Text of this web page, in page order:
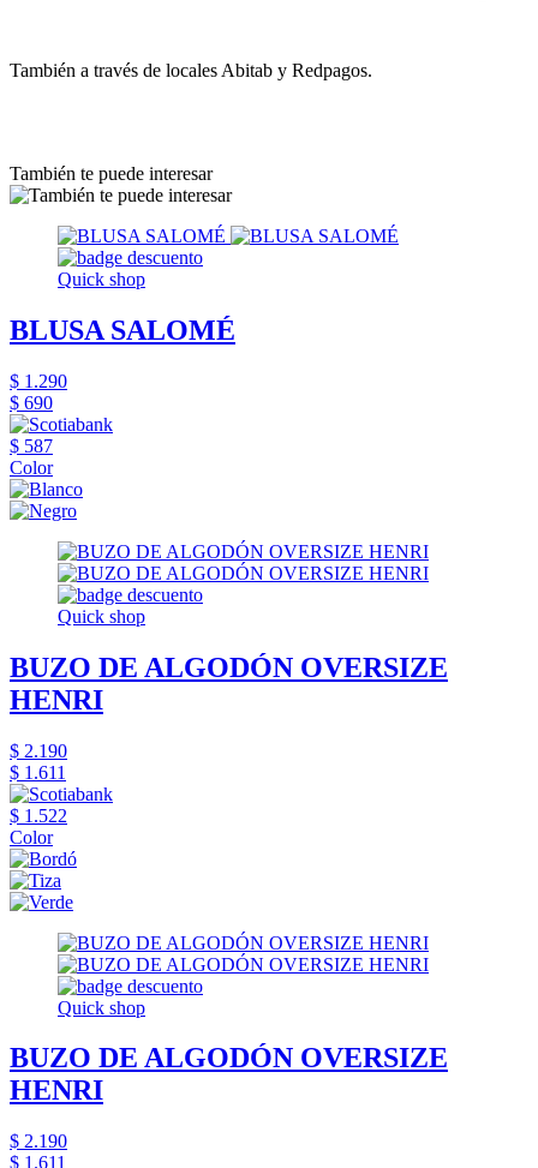
También a través de locales Abitab y Redpagos.
También te puede interesar
Quick shop
BLUSA SALOMÉ
$ 1.290
$ 690
$ 587
Color
Quick shop
BUZO DE ALGODÓN OVERSIZE
HENRI
$ 2.190
$ 1.611
$ 1.522
Color
Quick shop
BUZO DE ALGODÓN OVERSIZE
HENRI
$ 2.190
$ 1.611